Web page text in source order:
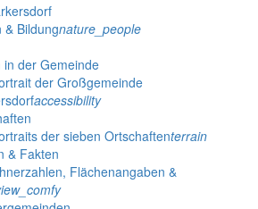
& Bildungnature_people
in der Gemeinde
der Großgemeinde
accessibility
der sieben Ortschaftenterrain
& Fakten
Flächenangaben &